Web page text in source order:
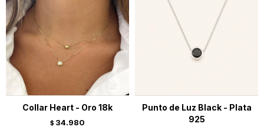
Collar Heart - Oro 18k
$ 34.980
Punto de Luz Black - Plata
925